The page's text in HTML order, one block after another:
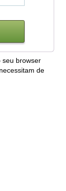
seu browser
de